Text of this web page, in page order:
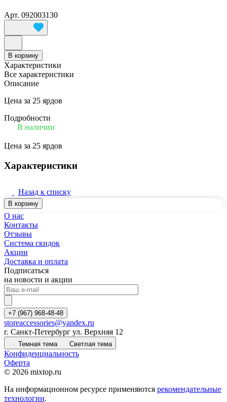
Арт. 092003130
В корзину
Характеристики
Все характеристики
Описание
Цена за 25 ярдов
Подробности
В наличии
Цена за 25 ярдов
Характеристики
Назад к списку
В корзину
О нас
Контакты
Отзывы
Система скидок
Акции
Доставка и оплата
Подписаться
на новости и акции
+7 (967) 968-48-48
storeaccessories@yandex.ru
г. Санкт-Петербург ул. Верхняя 12
Темная тема Светлая тема
Конфиденциальность
Оферта
© 2026 mixtop.ru
На информационном ресурсе применяются рекомендательные
технологии.